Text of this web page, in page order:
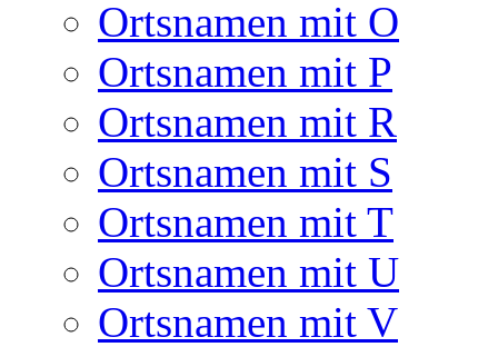
Ortsnamen mit O
Ortsnamen mit P
Ortsnamen mit R
Ortsnamen mit S
Ortsnamen mit T
Ortsnamen mit U
Ortsnamen mit V